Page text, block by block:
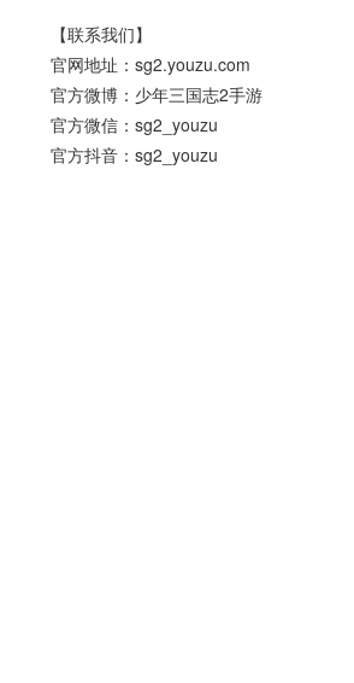
【联系我们】
官网地址： sg2.youzu.com
官方微博：少年三国志2手游
官方微信： sg2_youzu
官方抖音： sg2_youzu